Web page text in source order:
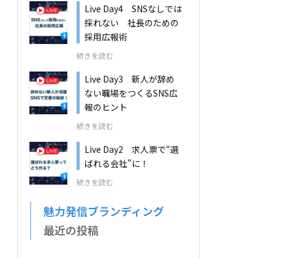
Live Day4 SNSなしでは
採れない 社長のための
採用広報術
続きを読む
Live Day3 新人が辞め
ない職場をつくるSNS広
報のヒント
続きを読む
Live Day2 求人票で“選
ばれる会社”に！
続きを読む
魅力発信ブランディング
最近の投稿